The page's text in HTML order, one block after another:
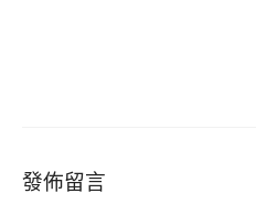
發佈留言